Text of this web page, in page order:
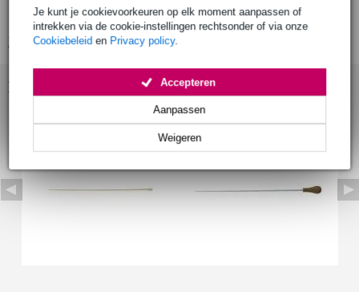
Je kunt je cookievoorkeuren op elk moment aanpassen of
intrekken via de cookie-instellingen rechtsonder of via onze
Cookiebeleid en Privacy policy.
Weigeren
Aanpassen
Accepteren
kleur: wit
Bekijk alle productspecificaties
Bekijk ook eens (2)